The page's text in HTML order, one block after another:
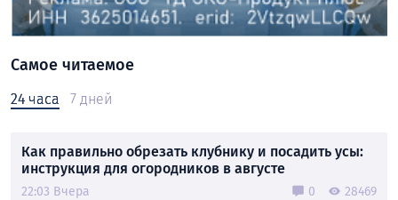
Самое читаемое
24 часа 7 дней
Как правильно обрезать клубнику и посадить усы:
инструкция для огородников в августе
22:03 Вчера 0 28469